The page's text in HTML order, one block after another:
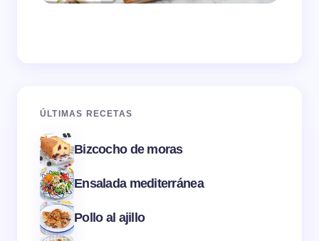
ÚLTIMAS RECETAS
Bizcocho de moras
Ensalada mediterránea
Pollo al ajillo